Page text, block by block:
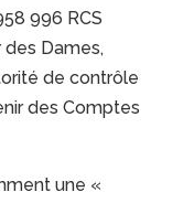
996 RCS
des Dames,
de contrôle
des Comptes
une «